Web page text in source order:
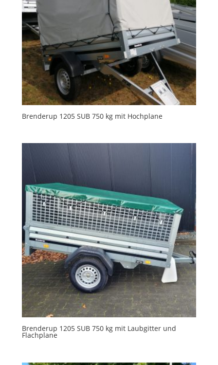
Brenderup 1205 SUB 750 kg mit Hochplane
Brenderup 1205 SUB 750 kg mit Laubgitter und
Flachplane